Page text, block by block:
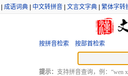
成语词典 中文转拼音 文言文字典 繁体字转
按拼音检索 按部首检索
提示： 支持拼音查询，例：“wen